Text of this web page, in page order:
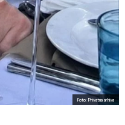
Foto: Privatna arhiva